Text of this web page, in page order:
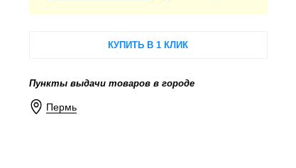
КУПИТЬ В 1 КЛИК
Пункты выдачи товаров в городе
Пермь